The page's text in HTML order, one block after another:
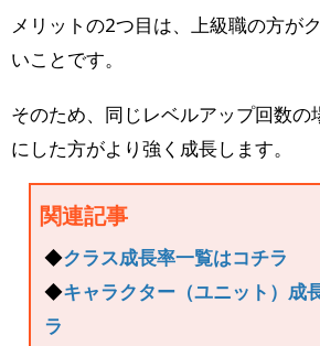
メリットの2つ目は、上級職の方が
いことです。
そのため、同じレベルアップ回数の
にした方がより強く成長します。
関連記事
◆クラス成長率一覧はコチラ
◆キャラクター（ユニット）成
ラ